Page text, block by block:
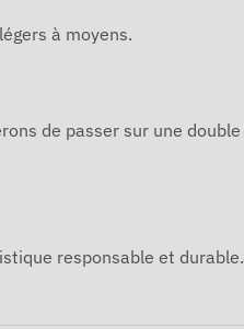
à moyens.
de passer sur une double
responsable et durable.